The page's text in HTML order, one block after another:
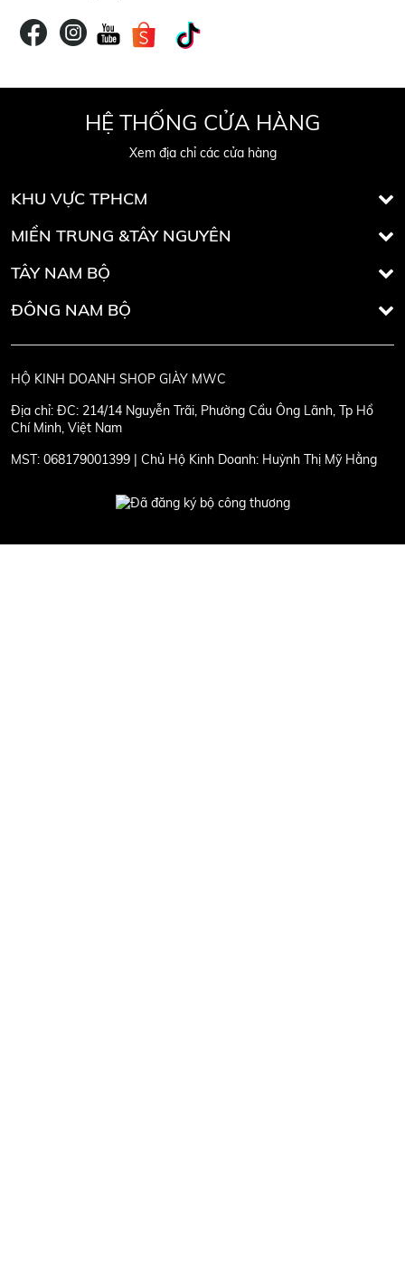
HỆ THỐNG CỬA HÀNG
Xem địa chỉ các cửa hàng
KHU VỰC TPHCM
MIỀN TRUNG &TÂY NGUYÊN
TÂY NAM BỘ
ĐÔNG NAM BỘ
HỘ KINH DOANH SHOP GIÀY MWC
Địa chỉ: ĐC: 214/14 Nguyễn Trãi, Phường Cầu Ông Lãnh, Tp Hồ
Chí Minh, Việt Nam
MST: 068179001399 | Chủ Hộ Kinh Doanh: Huỳnh Thị Mỹ Hằng